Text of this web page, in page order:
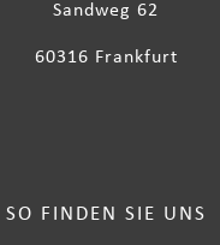
Sandweg 62
60316 Frankfurt
SO FINDEN SIE UNS